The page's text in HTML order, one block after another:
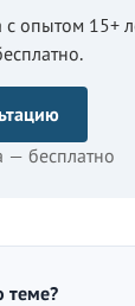
опытом 15+
— бесплатно
теме?